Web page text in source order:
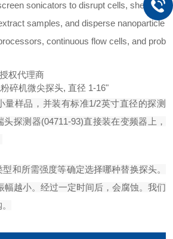
sonicators to disrupt cells, shear D
samples, and disperse nanoparticle
continuous flow cells, and prob
权代理商
碎机微尖探头, 直径 1-16"
量样品，并装有标准1/2英寸直径的探测
探测器(04711-93)直接装在变频器上，
和所需强度等确定选择哪种替换探头。
幅越小。经过一定时间后，会腐蚀。我们